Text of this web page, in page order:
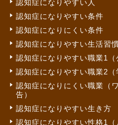
認知症になりやすい人
認知症になりやすい条件
認知症になりにくい条件
認知症になりやすい生活習
認知症になりやすい職業1（
認知症になりやすい職業2（
認知症になりにくい職業（
告）
認知症になりやすい生き方
認知症になりやすい性格1（